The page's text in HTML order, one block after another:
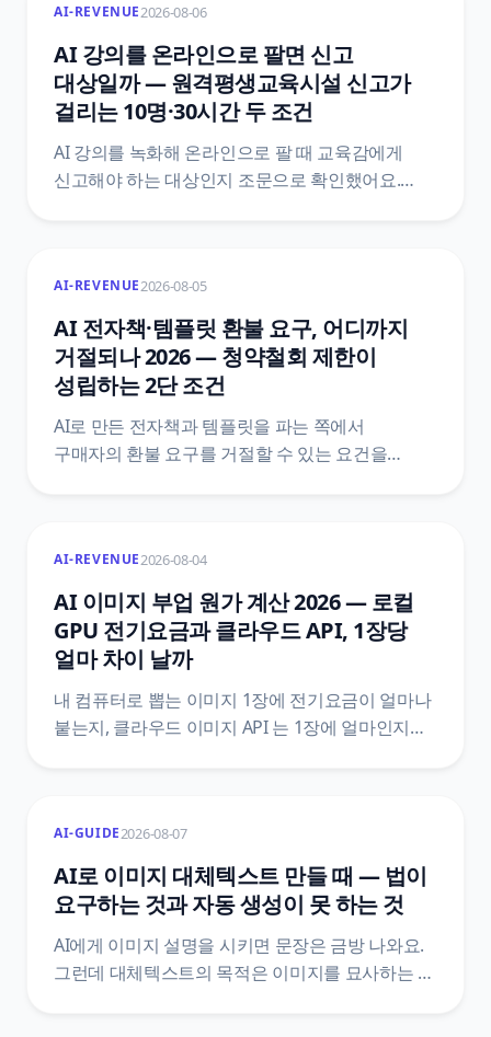
AI-REVENUE2026-08-06
AI 강의를 온라인으로 팔면 신고
대상일까 — 원격평생교육시설 신고가
걸리는 10명·30시간 두 조건
AI 강의를 녹화해 온라인으로 팔 때 교육감에게
신고해야 하는 대상인지 조문으로 확인했어요.
무엇을 붙이는지, 신고 뒤에 따라오는 변경신고와
정보공시와 학습비 반환 기준까지 조문 번호와
함께 정리했어요.
AI-REVENUE2026-08-05
AI 전자책·템플릿 환불 요구, 어디까지
거절되나 2026 — 청약철회 제한이
성립하는 2단 조건
AI로 만든 전자책과 템플릿을 파는 쪽에서
구매자의 환불 요구를 거절할 수 있는 요건을
갖추는 2단이 어떻게 나뉘는지, 한 단만 빠져도 왜
거절이 성립하지 않는지까지 조문 번호와 함께
짚었어요.
AI-REVENUE2026-08-04
AI 이미지 부업 원가 계산 2026 — 로컬
GPU 전기요금과 클라우드 API, 1장당
얼마 차이 날까
내 컴퓨터로 뽑는 이미지 1장에 전기요금이 얼마나
붙는지, 클라우드 이미지 API 는 1장에 얼마인지를
1장당 원가와 손익이 뒤집히는 장수까지
계산했어요.
AI-GUIDE2026-08-07
AI로 이미지 대체텍스트 만들 때 — 법이
요구하는 것과 자동 생성이 못 하는 것
AI에게 이미지 설명을 시키면 문장은 금방 나와요.
그런데 대체텍스트의 목적은 이미지를 묘사하는 게